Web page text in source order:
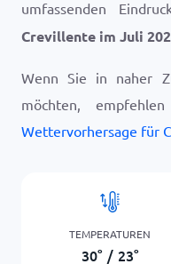
umfassenden
Crevillente im Juli
Wenn Sie in naher
möchten,
Wettervorhersage für
TEMPERATUREN
30° / 23°